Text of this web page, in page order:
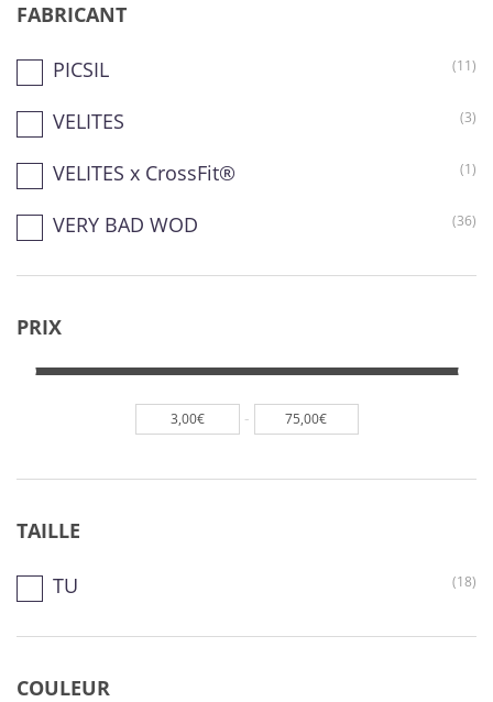
FABRICANT
PICSIL (11)
VELITES (3)
VELITES x CrossFit® (1)
VERY BAD WOD (36)
PRIX
3,00€ - 75,00€
TAILLE
TU (18)
COULEUR